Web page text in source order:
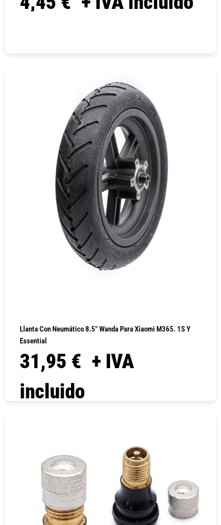
Llanta Con Neumático 8.5″ Wanda Para Xiaomi M365. 1S Y
Essential
31,95 € + IVA
incluido